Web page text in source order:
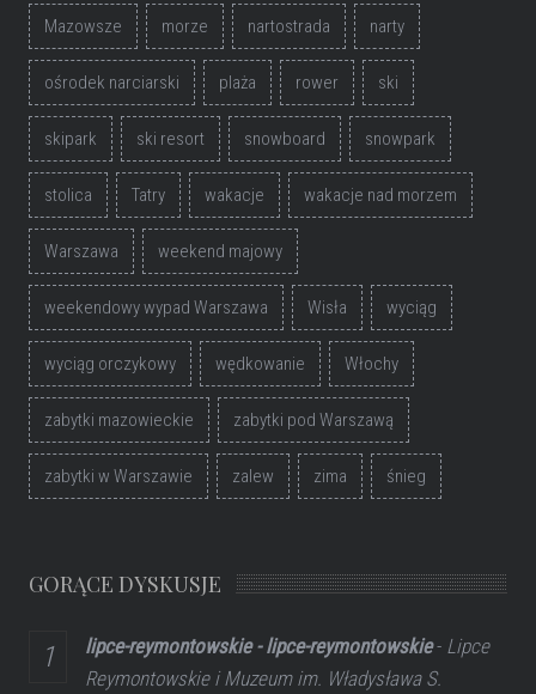
Mazowsze morze nartostrada narty
ośrodek narciarski plaża rower ski
skipark ski resort snowboard snowpark
stolica Tatry wakacje wakacje nad morzem
Warszawa weekend majowy
weekendowy wypad Warszawa Wisła wyciąg
wyciąg orczykowy wędkowanie Włochy
zabytki mazowieckie zabytki pod Warszawą
zabytki w Warszawie zalew zima śnieg
GORĄCE DYSKUSJE
lipce-reymontowskie - lipce-reymontowskie- Lipce
Reymontowskie i Muzeum im. Władysława S.